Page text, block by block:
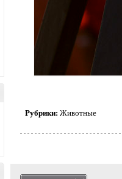
Рубрики: Животные